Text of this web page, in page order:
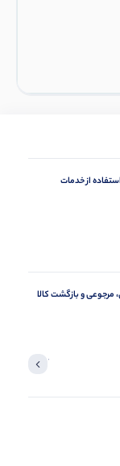
از خدمات
و بازگشت کالا
آخرین